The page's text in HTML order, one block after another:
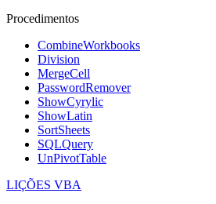
Procedimentos
CombineWorkbooks
Division
MergeCell
PasswordRemover
ShowCyrylic
ShowLatin
SortSheets
SQLQuery
UnPivotTable
LIÇÕES VBA